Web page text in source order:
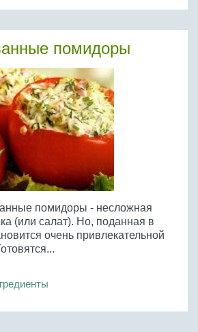
помидоры
помидоры - несложная
(или салат). Но, поданная в
очень привлекательной